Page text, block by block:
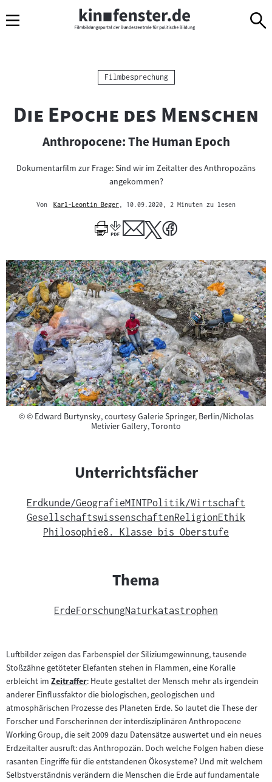
Navigation
zum
zur
Kategorie:
Filmbesprechung
"
Die Epoche des Menschen
Anthropocene: The Human Epoch
Dokumentarfilm zur Frage: Sind wir im Zeitalter des Anthropozäns
angekommen?
Von
Karl-Leontin Beger
Author
, 10.09.2020 , 2 Minuten zu lesen
©Copyright
© Edward Burtynsky, courtesy Galerie Springer, Berlin/Nicholas
Metivier Gallery, Toronto
Unterrichtsfächer
Erdkunde/GeografieMINTPolitik/Wirtschaft
GesellschaftswissenschaftenReligionEthik
Philosophie8. Klasse bis Oberstufe
Thema
ErdeForschungNaturkatastrophen
Luftbilder zeigen das Farbenspiel der Siliziumgewinnung, tausende
Stoßzähne getöteter Elefanten stehen in Flammen, eine Koralle
erbleicht im Zum
Inhalt:
Zeitraffer: Heute gestaltet der Mensch mehr als irgendein
anderer Einflussfaktor die biologischen, geologischen und
atmosphärischen Prozesse des Planeten Erde. So lautet die These der
Forscher und Forscherinnen der interdisziplinären Anthropocene
Working Group, die seit 2009 dazu Datensätze auswertet und ein neues
Erdzeitalter ausruft: das Anthropozän. Doch welche Folgen haben diese
rasanten Eingriffe für die entstandenen Ökosysteme? Und mit welchem
Selbstverständnis verändern die Menschen die Erde auf fundamentale